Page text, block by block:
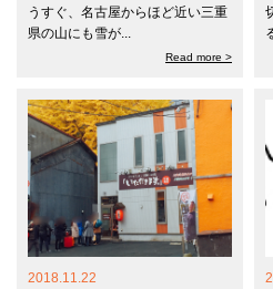
うすぐ、名古屋からほど近い三重
県の山にも雪が...
Read more >
2018.11.22